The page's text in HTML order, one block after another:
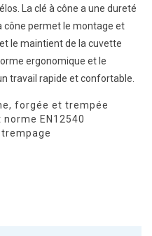
La clé à cône a une dureté
cône permet le montage et
le maintient de la cuvette
ergonomique et le
travail rapide et confortable.
forgée et trempée
EN12540
trempage